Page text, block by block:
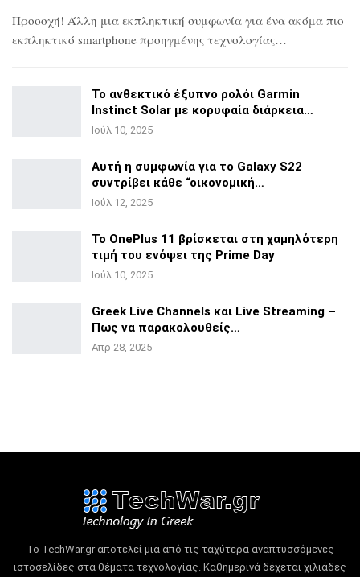
Προσοχή! Άλλη μια εκπληκτική συμφωνία για ένα ακόμα πιο
εκπληκτικό smartphone προηγμένης τεχνολογίας…
Το ανθεκτικό έξυπνο ρολόι Garmin
Instinct Solar με κορυφαία διάρκεια…
Ιούλ 10, 2025
Αυτή η συμφωνία για το Galaxy S22
συντρίβει κάθε “οικονομική…
Ιούλ 12, 2025
Το OnePlus 11 βρίσκεται στη χαμηλότερη
τιμή του ενόψει της Prime Day
Ιούλ 10, 2025
Greek Live Channels και Live Streaming –
Πως να παρακολουθείς…
Απρ 28, 2025
Το TechWar.gr αποτελεί μια από τις ταχύτερα αναπτυσσόμενες
ιστοσελίδες στα θέματα τεχνολογίας. Καθημερινά δέχεται χιλιάδες